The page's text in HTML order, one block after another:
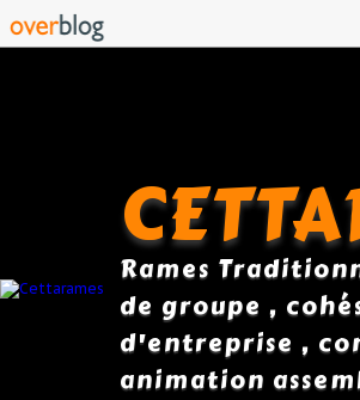
Rames
de groupe ,
d'entreprise ,
animation